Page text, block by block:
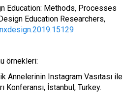
Education: Methods, Processes
Education Researchers,
örnekleri:
Annelerinin Instagram Vasıtası ile
Konferansı, İstanbul, Turkey.